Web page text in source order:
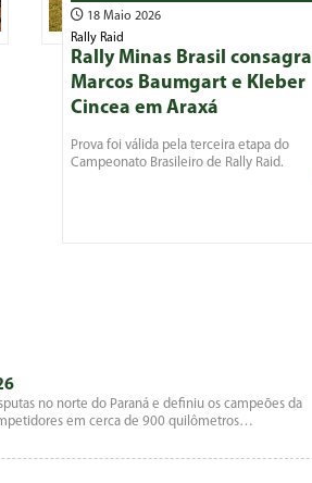
18 Maio 2026
Rally Raid
Rally Minas Brasil consagra
Marcos Baumgart e Kleber
Cincea em Araxá
Prova foi válida pela terceira etapa do
Campeonato Brasileiro de Rally Raid.
no norte do Paraná e definiu os campeões da
em cerca de 900 quilômetros…